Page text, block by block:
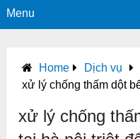
Menu
Home
Dịch vụ
xử lý chống thấm dột
xử lý chống